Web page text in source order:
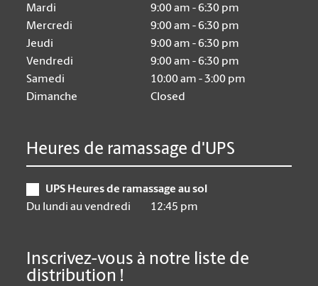
Mardi
9:00 am - 6:30 pm
Mercredi
9:00 am - 6:30 pm
Jeudi
9:00 am - 6:30 pm
Vendredi
9:00 am - 6:30 pm
Samedi
10:00 am - 3:00 pm
Dimanche
Closed
Heures de ramassage d'UPS
UPS Heures de ramassage au sol
Du lundi au vendredi
12:45 pm
Inscrivez-vous à notre liste de
distribution !